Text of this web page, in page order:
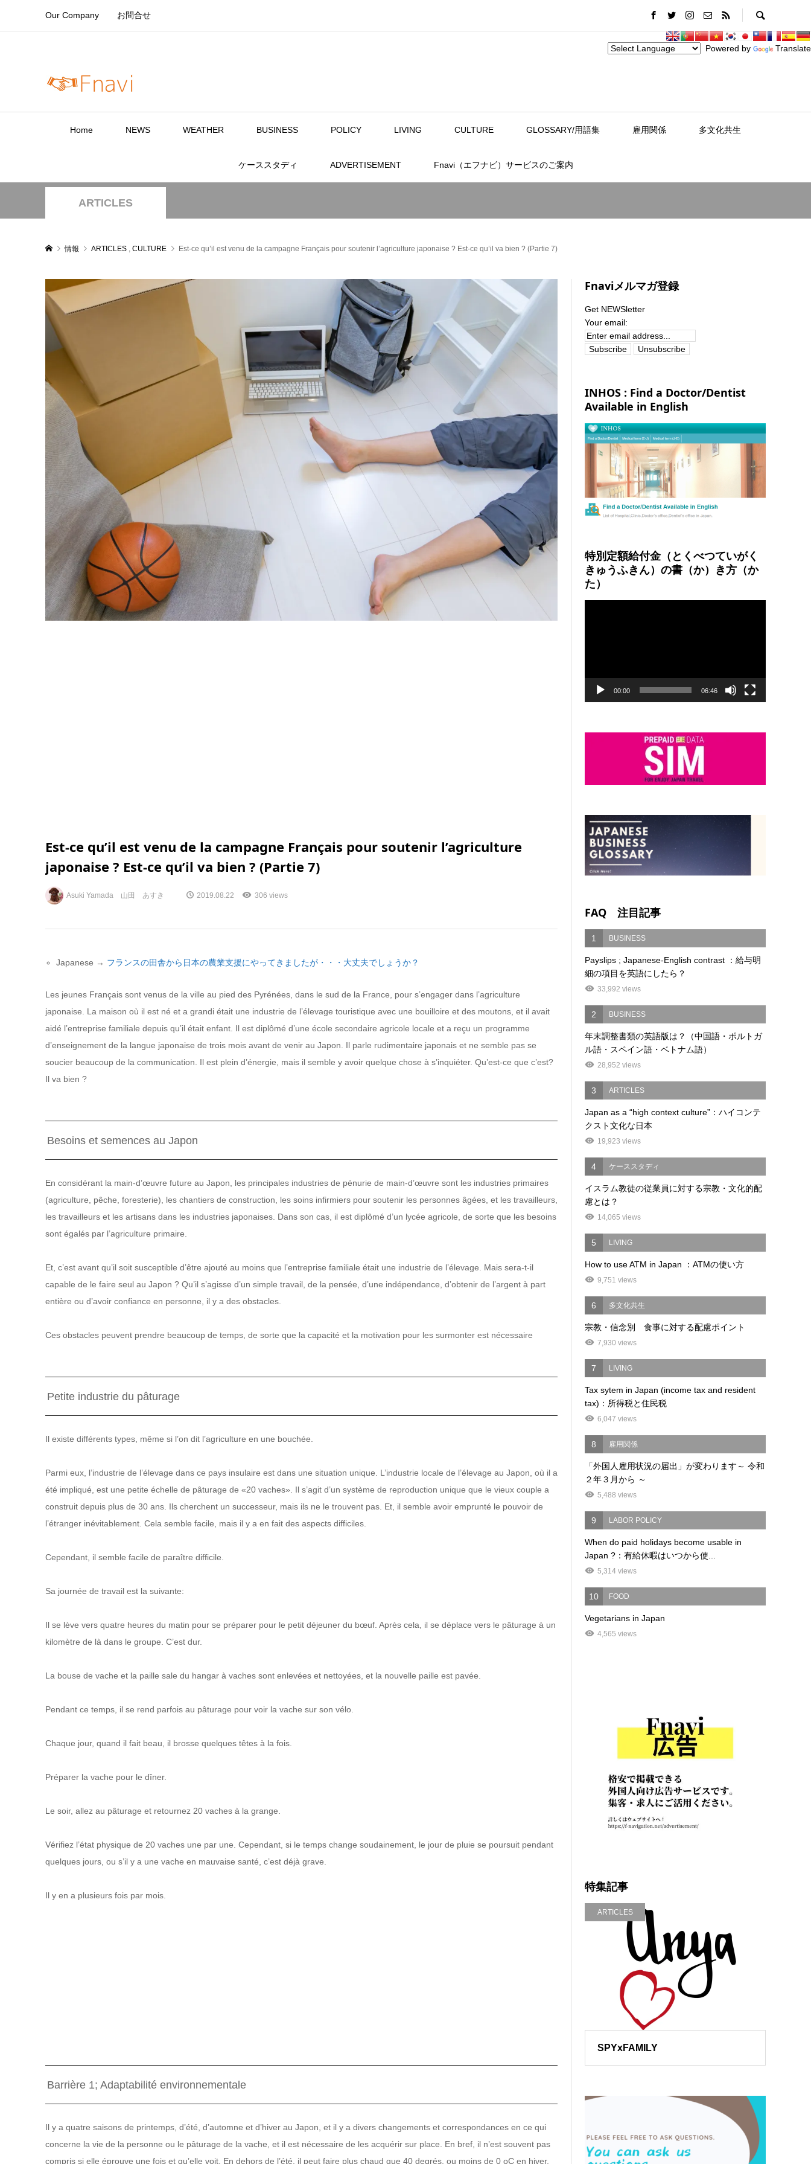
Our Company お問合せ
Powered by Translate
Home NEWS WEATHER BUSINESS POLICY LIVING CULTURE GLOSSARY/用語集 雇用関係 多文化共生
ケーススタディ ADVERTISEMENT Fnavi（エフナビ）サービスのご案内
ARTICLES
情報 ARTICLES , CULTURE Est-ce qu’il est venu de la campagne Français pour soutenir l’agriculture japonaise ? Est-ce qu’il va bien ? (Partie 7)
Est-ce qu’il est venu de la campagne Français pour soutenir l’agriculture
japonaise ? Est-ce qu’il va bien ? (Partie 7)
Asuki Yamada 山田 あすき 2019.08.22 306 views
Japanese → フランスの田舎から日本の農業支援にやってきましたが・・・大丈夫でしょうか？
Les jeunes Français sont venus de la ville au pied des Pyrénées, dans le sud de la France, pour s’engager dans l’agriculture
japonaise. La maison où il est né et a grandi était une industrie de l’élevage touristique avec une bouilloire et des moutons, et il avait
aidé l’entreprise familiale depuis qu’il était enfant. Il est diplômé d’une école secondaire agricole locale et a reçu un programme
d’enseignement de la langue japonaise de trois mois avant de venir au Japon. Il parle rudimentaire japonais et ne semble pas se
soucier beaucoup de la communication. Il est plein d’énergie, mais il semble y avoir quelque chose à s’inquiéter. Qu’est-ce que c’est?
Il va bien ?
Besoins et semences au Japon
En considérant la main-d’œuvre future au Japon, les principales industries de pénurie de main-d’œuvre sont les industries primaires
(agriculture, pêche, foresterie), les chantiers de construction, les soins infirmiers pour soutenir les personnes âgées, et les travailleurs,
les travailleurs et les artisans dans les industries japonaises. Dans son cas, il est diplômé d’un lycée agricole, de sorte que les besoins
sont égalés par l’agriculture primaire.
Et, c’est avant qu’il soit susceptible d’être ajouté au moins que l’entreprise familiale était une industrie de l’élevage. Mais sera-t-il
capable de le faire seul au Japon ? Qu’il s’agisse d’un simple travail, de la pensée, d’une indépendance, d’obtenir de l’argent à part
entière ou d’avoir confiance en personne, il y a des obstacles.
Ces obstacles peuvent prendre beaucoup de temps, de sorte que la capacité et la motivation pour les surmonter est nécessaire
Petite industrie du pâturage
Il existe différents types, même si l’on dit l’agriculture en une bouchée.
Parmi eux, l’industrie de l’élevage dans ce pays insulaire est dans une situation unique. L’industrie locale de l’élevage au Japon, où il a
été impliqué, est une petite échelle de pâturage de «20 vaches». Il s’agit d’un système de reproduction unique que le vieux couple a
construit depuis plus de 30 ans. Ils cherchent un successeur, mais ils ne le trouvent pas. Et, il semble avoir emprunté le pouvoir de
l’étranger inévitablement. Cela semble facile, mais il y a en fait des aspects difficiles.
Cependant, il semble facile de paraître difficile.
Sa journée de travail est la suivante:
Il se lève vers quatre heures du matin pour se préparer pour le petit déjeuner du bœuf. Après cela, il se déplace vers le pâturage à un
kilomètre de là dans le groupe. C’est dur.
La bouse de vache et la paille sale du hangar à vaches sont enlevées et nettoyées, et la nouvelle paille est pavée.
Pendant ce temps, il se rend parfois au pâturage pour voir la vache sur son vélo.
Chaque jour, quand il fait beau, il brosse quelques têtes à la fois.
Préparer la vache pour le dîner.
Le soir, allez au pâturage et retournez 20 vaches à la grange.
Vérifiez l’état physique de 20 vaches une par une. Cependant, si le temps change soudainement, le jour de pluie se poursuit pendant
quelques jours, ou s’il y a une vache en mauvaise santé, c’est déjà grave.
Il y en a plusieurs fois par mois.
Barrière 1; Adaptabilité environnementale
Il y a quatre saisons de printemps, d’été, d’automne et d’hiver au Japon, et il y a divers changements et correspondances en ce qui
concerne la vie de la personne ou le pâturage de la vache, et il est nécessaire de les acquérir sur place. En bref, il n’est souvent pas
compris si elle éprouve une fois et qu’elle voit. En dehors de l’été, il peut faire plus chaud que 40 degrés, ou moins de 0 oC en hiver.
Fnaviメルマガ登録
Get NEWSletter
Your email:
INHOS : Find a Doctor/Dentist
Available in English
特別定額給付金（とくべつていがく
きゅうふきん）の書（か）き方（か
た）
00:00 06:46
FAQ 注目記事
1 BUSINESS
Payslips ; Japanese-English contrast ：給与明
細の項目を英語にしたら？
33,992 views
2 BUSINESS
年末調整書類の英語版は？（中国語・ポルトガ
ル語・スペイン語・ベトナム語）
28,952 views
3 ARTICLES
Japan as a “high context culture”：ハイコンテ
クスト文化な日本
19,923 views
4 ケーススタディ
イスラム教徒の従業員に対する宗教・文化的配
慮とは？
14,065 views
5 LIVING
How to use ATM in Japan ：ATMの使い方
9,751 views
6 多文化共生
宗教・信念別 食事に対する配慮ポイント
7,930 views
7 LIVING
Tax sytem in Japan (income tax and resident
tax)：所得税と住民税
6,047 views
8 雇用関係
「外国人雇用状況の届出」が変わります～ 令和
２年３月から ～
5,488 views
9 LABOR POLICY
When do paid holidays become usable in
Japan ?：有給休暇はいつから使...
5,314 views
10 FOOD
Vegetarians in Japan
4,565 views
特集記事
ARTICLES
SPYxFAMILY